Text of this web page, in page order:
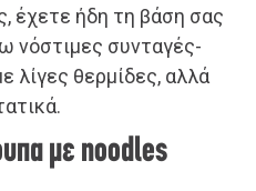
έχετε ήδη τη βάση σας
νόστιμες συνταγές-
λίγες θερμίδες, αλλά
με noodles